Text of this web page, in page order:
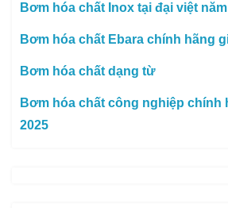
Bơm hóa chất Inox tại đại việt
Bơm hóa chất Ebara chính hãng
Bơm hóa chất dạng từ
Bơm hóa chất công nghiệp chính
2025